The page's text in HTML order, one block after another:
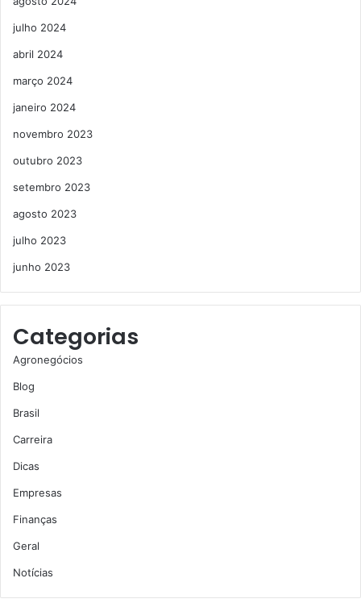
julho 2024
abril 2024
março 2024
janeiro 2024
novembro 2023
outubro 2023
setembro 2023
agosto 2023
julho 2023
junho 2023
Categorias
Agronegócios
Blog
Brasil
Carreira
Dicas
Empresas
Finanças
Geral
Notícias